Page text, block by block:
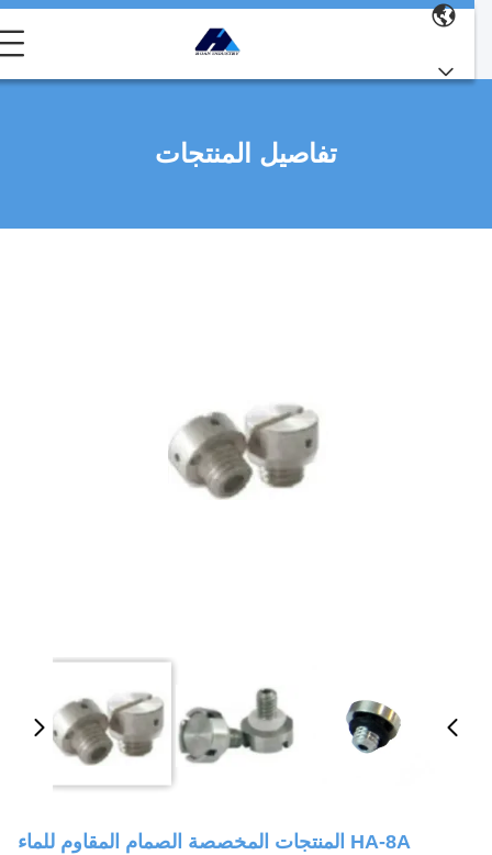
تفاصيل المنتجات
HA-8A المنتجات المخصصة الصمام المقاوم للماء